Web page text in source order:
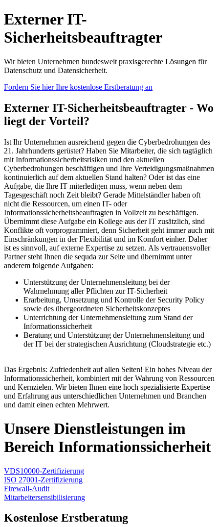
Externer IT-
Sicherheitsbeauftragter
Wir bieten Unternehmen bundesweit praxisgerechte Lösungen für
Datenschutz und Datensicherheit.
Fordern Sie hier Ihre kostenlose Erstberatung an
Externer IT-Sicherheitsbeauftragter - Wo
liegt der Vorteil?
Ist Ihr Unternehmen ausreichend gegen die Cyberbedrohungen des
21. Jahrhunderts gerüstet? Haben Sie Mitarbeiter, die sich tagtäglich
mit Informationssicherheitsrisiken und den aktuellen
Cyberbedrohungen beschäftigen und Ihre Verteidigungsmaßnahmen
kontinuierlich auf dem aktuellen Stand halten? Oder ist das eine
Aufgabe, die Ihre IT miterledigen muss, wenn neben dem
Tagesgeschäft noch Zeit bleibt? Gerade Mittelständler haben oft
nicht die Ressourcen, um einen IT- oder
Informationssicherheitsbeauftragten in Vollzeit zu beschäftigen.
Übernimmt diese Aufgabe ein Kollege aus der IT zusätzlich, sind
Konflikte oft vorprogrammiert, denn Sicherheit geht immer auch mit
Einschränkungen in der Flexibilität und im Komfort einher. Daher
ist es sinnvoll, auf externe Expertise zu setzen. Als vertrauensvoller
Partner steht Ihnen die sequda zur Seite und übernimmt unter
anderem folgende Aufgaben:
Unterstützung der Unternehmensleitung bei der
Wahrnehmung aller Pflichten zur IT-Sicherheit
Erarbeitung, Umsetzung und Kontrolle der Security Policy
sowie des übergeordneten Sicherheitskonzeptes
Unterrichtung der Unternehmensleitung zum Stand der
Informationssicherheit
Beratung und Unterstützung der Unternehmensleitung und
der IT bei der strategischen Ausrichtung (Cloudstrategie etc.)
Das Ergebnis: Zufriedenheit auf allen Seiten! Ein hohes Niveau der
Informationssicherheit, kombiniert mit der Wahrung von Ressourcen
und Kernzielen. Wir bieten Ihnen eine hoch spezialisierte Expertise
und Erfahrung aus unterschiedlichen Unternehmen und Branchen
und damit einen echten Mehrwert.
Unsere Dienstleistungen im
Bereich Informationssicherheit
VDS10000-Zertifizierung
ISO 27001-Zertifizierung
Firewall-Audit
Mitarbeitersensibilisierung
Kostenlose Erstberatung